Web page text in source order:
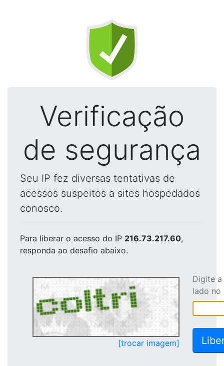
Verificação
de segurança
Seu IP fez diversas tentativas de
acessos suspeitos a sites hospedados
conosco.
Para liberar o acesso do IP 216.73.217.60,
responda ao desafio abaixo.
[trocar imagem]
Digite
lado no